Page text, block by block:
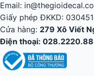
Email:
Giấy phép ĐKKD:
Cửa hàng: 279 Xô Viết
Điện thoại: